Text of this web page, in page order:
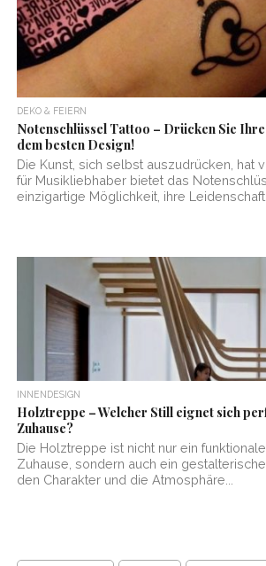
DEKO & FEIERN
Notenschlüssel Tattoo – Drücken Sie
dem besten Design!
Die Kunst, sich selbst auszudrücken, hat
für Musikliebhaber bietet das
einzigartige Möglichkeit, ihre Leidenschaft
INNENDESIGN
Holztreppe – Welcher Still eignet sich
Zuhause?
Die Holztreppe ist nicht nur ein
Zuhause, sondern auch ein
den Charakter und die Atmosphäre...